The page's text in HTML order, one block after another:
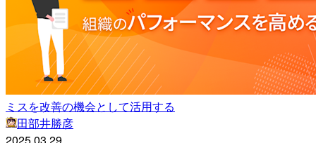
ミスを改善の機会として活用する
田部井勝彦